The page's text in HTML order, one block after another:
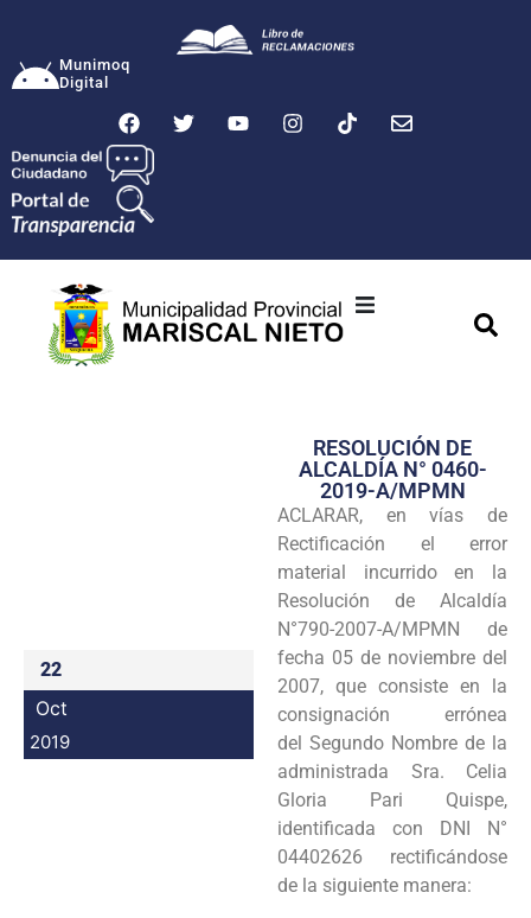
Munimoq
Digital
Transparencia
Seguridad
Programas
Intranet
22
Oct
2019
RESOLUCIÓN DE
ALCALDÍA N° 0460-
2019-A/MPMN
ACLARAR, en vías de
Rectificación el error
material incurrido en la
Resolución de Alcaldía
N°790-2007-A/MPMN de
fecha 05 de noviembre del
2007, que consiste en la
consignación errónea
del Segundo Nombre de la
administrada Sra. Celia
Gloria Pari Quispe,
identificada con DNI N°
04402626 rectificándose
de la siguiente manera: